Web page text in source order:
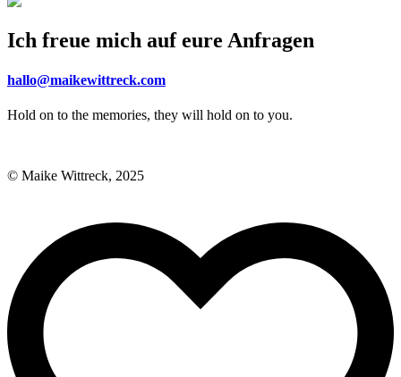
Ich freue mich auf eure Anfragen
hallo@maikewittreck.com
Hold on to the memories, they will hold on to you.
© Maike Wittreck, 2025